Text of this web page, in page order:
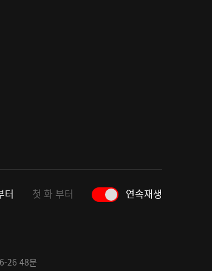
터 첫 화 부터 연속재생
26 48분